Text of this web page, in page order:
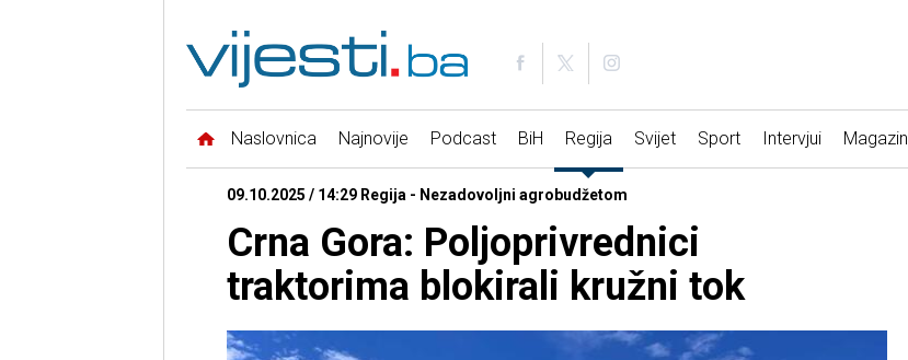
Naslovnica Najnovije Podcast BiH Regija Svijet Sport Intervjui Magazin
09.10.2025 / 14:29 Regija - Nezadovoljni agrobudžetom
Crna Gora: Poljoprivrednici
traktorima blokirali kružni tok